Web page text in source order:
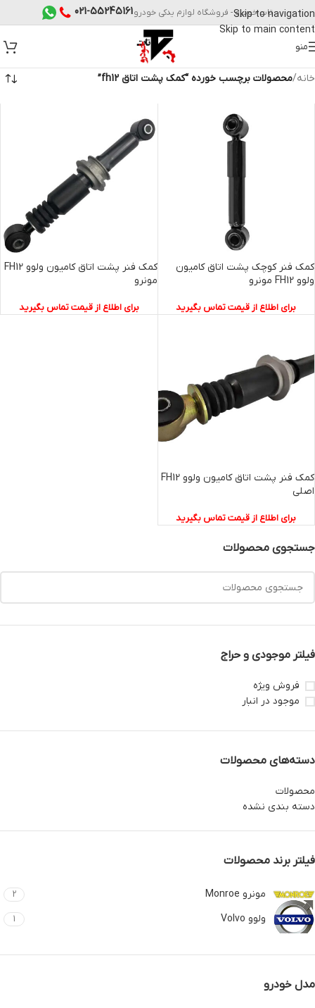
Skip to navigation
Skip to main content
تات خودرو - فروشگاه لوازم یدکی خودرو021-55245161
منو
جستجوی محصولات
فیلتر موجودی و حراج
فروش ویژه
موجود در انبار
دسته‌های محصولات
محصولات
دسته بندی نشده
فیلتر برند محصولات
مونرو Monroe 2
ولوو Volvo 1
مدل خودرو
خانه/محصولات برچسب خورده “کمک پشت اتاق fh12”
کمک فنر کوچک پشت اتاق کامیون
ولوو FH12 مونرو
برای اطلاع از قیمت تماس بگیرید
کمک فنر پشت اتاق کامیون ولوو FH12
مونرو
برای اطلاع از قیمت تماس بگیرید
کمک فنر پشت اتاق کامیون ولوو FH12
اصلی
برای اطلاع از قیمت تماس بگیرید